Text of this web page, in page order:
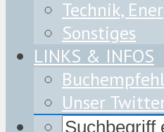
Technik,
Sonstiges
LINKS & INFOS
Unser